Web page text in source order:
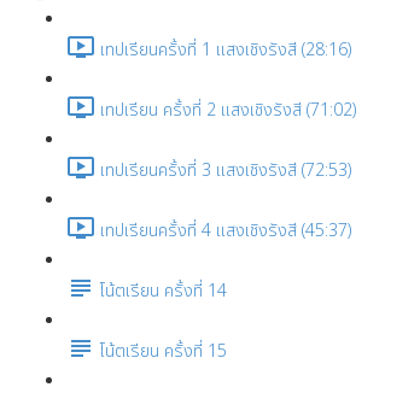
เทปเรียนครั้งที่ 1 แสงเชิงรังสี (28:16)
เทปเรียน ครั้งที่ 2 แสงเชิงรังสี (71:02)
เทปเรียนครั้งที่ 3 แสงเชิงรังสี (72:53)
เทปเรียนครั้งที่ 4 แสงเชิงรังสี (45:37)
โน้ตเรียน ครั้งที่ 14
โน้ตเรียน ครั้งที่ 15